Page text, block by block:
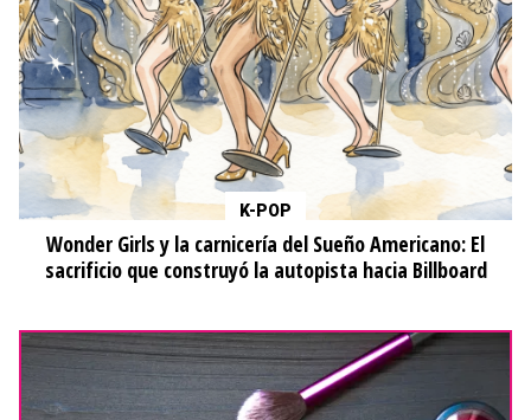
K-POP
Wonder Girls y la carnicería del Sueño Americano: El
sacrificio que construyó la autopista hacia Billboard